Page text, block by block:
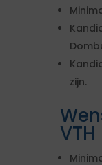
zijn.
VTH